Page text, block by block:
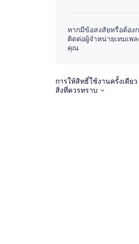
หากมีข้อสงสัยหรือต้อง
ติดต่อผู้จำหน่ายเทมเพ
คุณ
การให้สิทธิ์ใช้งานครั้งเดียว
สิ่งที่ควรทราบ